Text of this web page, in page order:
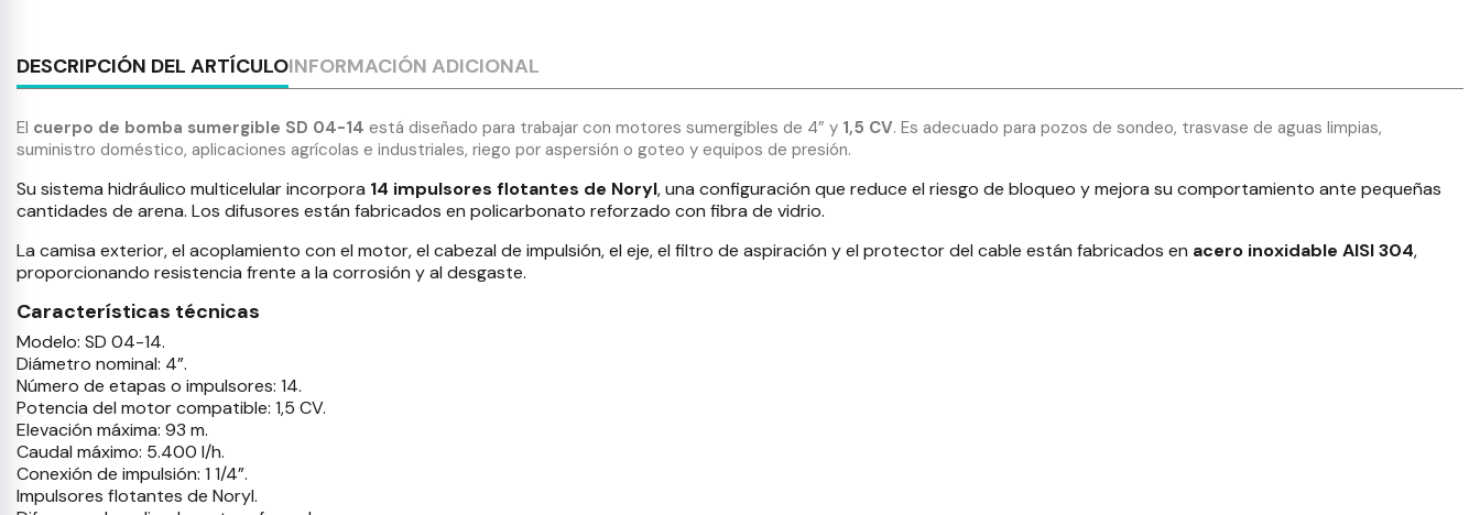
DESCRIPCIÓN DEL ARTÍCULOINFORMACIÓN ADICIONAL
El cuerpo de bomba sumergible SD 04-14 está diseñado para trabajar con motores sumergibles de 4” y 1,5 CV. Es adecuado para pozos de sondeo, trasvase de aguas limpias,
suministro doméstico, aplicaciones agrícolas e industriales, riego por aspersión o goteo y equipos de presión.
Su sistema hidráulico multicelular incorpora 14 impulsores flotantes de Noryl, una configuración que reduce el riesgo de bloqueo y mejora su comportamiento ante pequeñas
cantidades de arena. Los difusores están fabricados en policarbonato reforzado con fibra de vidrio.
La camisa exterior, el acoplamiento con el motor, el cabezal de impulsión, el eje, el filtro de aspiración y el protector del cable están fabricados en acero inoxidable AISI 304,
proporcionando resistencia frente a la corrosión y al desgaste.
Características técnicas
Modelo: SD 04-14.
Diámetro nominal: 4”.
Número de etapas o impulsores: 14.
Potencia del motor compatible: 1,5 CV.
Elevación máxima: 93 m.
Caudal máximo: 5.400 l/h.
Conexión de impulsión: 1 1/4”.
Impulsores flotantes de Noryl.